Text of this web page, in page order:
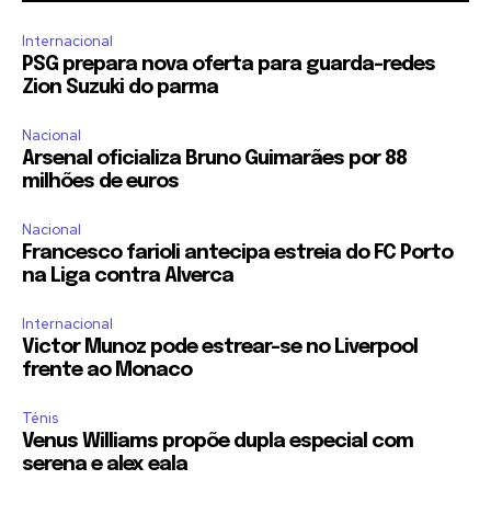
Internacional
PSG prepara nova oferta para guarda-redes
Zion Suzuki do parma
Nacional
Arsenal oficializa Bruno Guimarães por 88
milhões de euros
Nacional
Francesco farioli antecipa estreia do FC Porto
na Liga contra Alverca
Internacional
Victor Munoz pode estrear-se no Liverpool
frente ao Monaco
Ténis
Venus Williams propõe dupla especial com
serena e alex eala